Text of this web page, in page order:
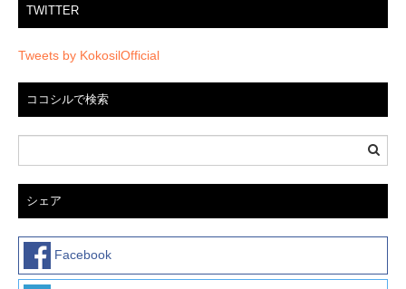
TWITTER
Tweets by KokosilOfficial
ココシルで検索
シェア
Facebook